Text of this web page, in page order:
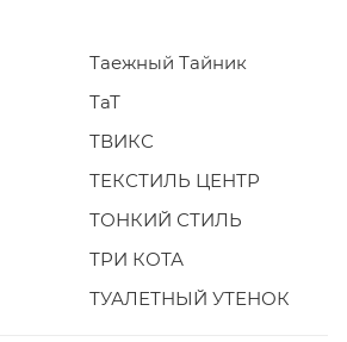
Таежный Тайник
ТаТ
ТВИКС
ТЕКСТИЛЬ ЦЕНТР
ТОНКИЙ СТИЛЬ
ТРИ КОТА
ТУАЛЕТНЫЙ УТЕНОК